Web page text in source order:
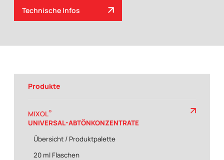
Produkte
MIXOL®
UNIVERSAL-ABTÖNKONZENTRATE
Übersicht / Produktpalette
20 ml Flaschen
Technische Infos